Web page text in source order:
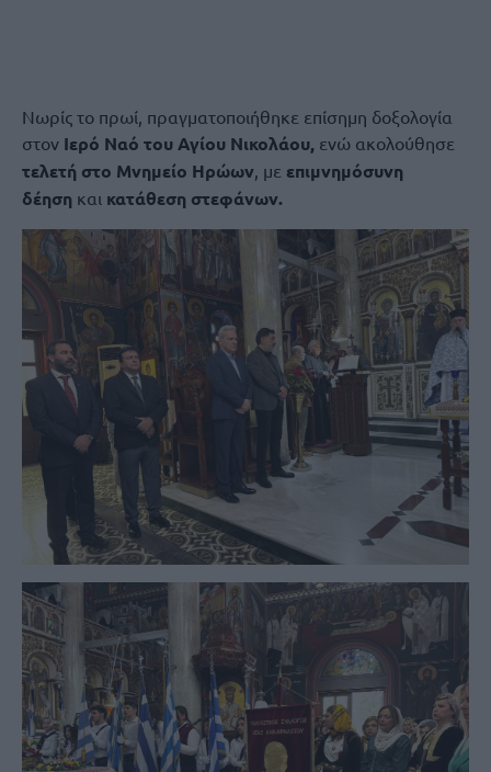
Νωρίς το πρωί, πραγματοποιήθηκε επίσημη δοξολογία
στον Ιερό Ναό του Αγίου Νικολάου, ενώ ακολούθησε
τελετή στο Μνημείο Ηρώων, με επιμνημόσυνη
δέηση και κατάθεση στεφάνων.